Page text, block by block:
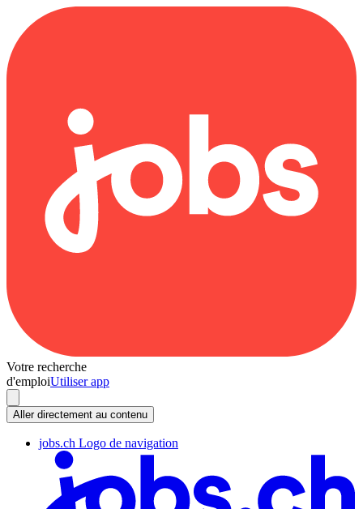
Votre recherche
d'emploiUtiliser app
Aller directement au contenu
jobs.ch Logo de navigation